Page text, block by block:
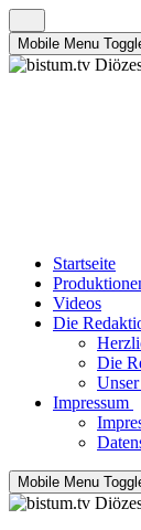
Mobile Menu
Startseite
Videos
Die
Die
Impressum
Mobile Menu